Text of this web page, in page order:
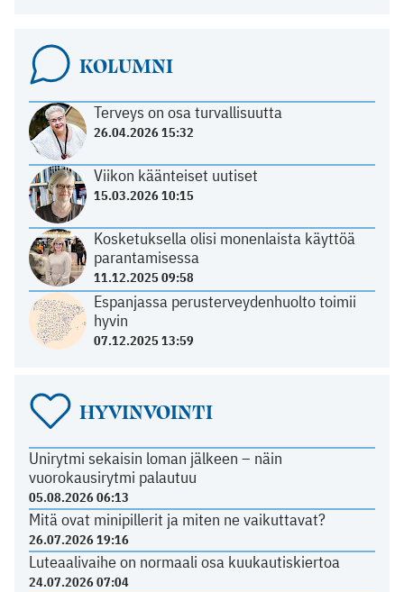
KOLUMNI
Terveys on osa turvallisuutta
26.04.2026 15:32
Viikon käänteiset uutiset
15.03.2026 10:15
Kosketuksella olisi monenlaista käyttöä
parantamisessa
11.12.2025 09:58
Espanjassa perusterveydenhuolto toimii
hyvin
07.12.2025 13:59
HYVINVOINTI
Unirytmi sekaisin loman jälkeen – näin
vuorokausirytmi palautuu
05.08.2026 06:13
Mitä ovat minipillerit ja miten ne vaikuttavat?
26.07.2026 19:16
Luteaalivaihe on normaali osa kuukautiskiertoa
24.07.2026 07:04